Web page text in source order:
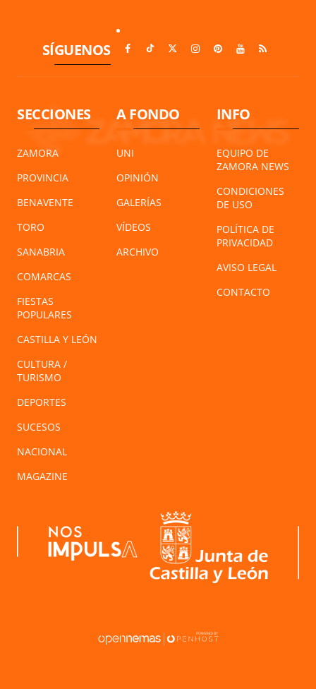
SÍGUENOS
SECCIONES
ZAMORA
PROVINCIA
BENAVENTE
TORO
SANABRIA
COMARCAS
FIESTAS
POPULARES
CASTILLA Y LEÓN
CULTURA /
TURISMO
DEPORTES
SUCESOS
NACIONAL
MAGAZINE
A FONDO
UNI
OPINIÓN
GALERÍAS
VÍDEOS
ARCHIVO
INFO
EQUIPO DE
ZAMORA NEWS
CONDICIONES
DE USO
POLÍTICA DE
PRIVACIDAD
AVISO LEGAL
CONTACTO